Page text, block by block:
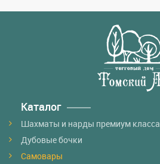
Каталог
Шахматы и нарды премиум класса
Дубовые бочки
Самовары